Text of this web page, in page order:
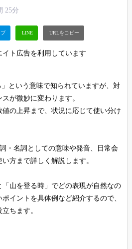
25分
ト広告を利用しています
という意味で知られていますが、対
が微妙に変わります。
の上昇まで、状況に応じて使い分け
・名詞としての意味や発音、日常会
方まで詳しく解説します。
山を登る時」でどの表現が自然なの
イントを具体例など紹介するので、
ちます。